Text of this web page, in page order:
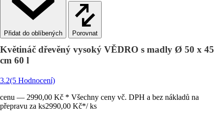
Porovnat
Květináč dřevěný vysoký VĚDRO s madly Ø 50 x 45
cm 60 l
3.2(5 Hodnocení)
cenu — 2990,00 Kč * Všechny ceny vč. DPH a bez nákladů na
přepravu za ks2990,00 Kč*/ ks